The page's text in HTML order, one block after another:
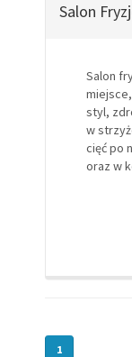
Salon
Salon
styl,
w
cięć po
oraz w
1